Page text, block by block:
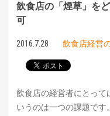
飲食店の「煙草」を
可
2016.7.28 飲食店経営
飲食店の経営者にとって
いうのは一つの課題で